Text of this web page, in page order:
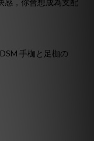
感，你會想成為支配